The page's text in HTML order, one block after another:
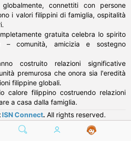
connettiti con persone
i valori filippini di famiglia, ospitalità
gratuita celebra lo spirito
– comunità, amicizia e sostegno
costruito relazioni significative
premurosa che onora sia l'eredità
filippine globali.
calore filippino costruendo relazioni
a casa dalla famiglia.
ISN Connect. All rights reserved.